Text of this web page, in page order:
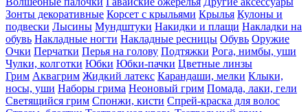
Зонты декоративные Корсет с крыльями Крылья Кулоны и
подвески Лысины Мундштуки Накидки и плащи Накладки на
обувь Накладные ногти Накладные ресницы Обувь Оружие
Очки Перчатки Перья на голову Подтяжки Рога, нимбы, уши
Чулки, колготки Юбки Юбки-пачки Цветные линзы
Грим Аквагрим Жидкий латекс Карандаши, мелки Клыки,
носы, уши Наборы грима Неоновый грим Помада, лаки, гели
Светящийся грим Спонжи, кисти Спрей-краска для волос